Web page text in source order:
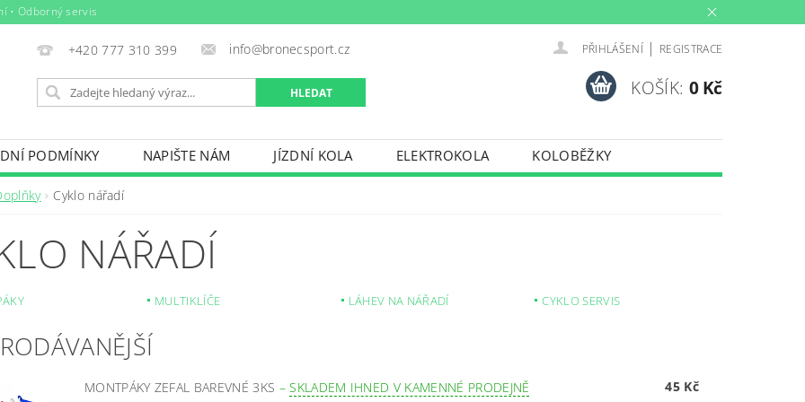
• Odborný servis
+420 777 310 399 info@bronecsport.cz PŘIHLÁŠENÍ | REGISTRACE
KOŠÍK: 0 Kč
PODMÍNKY NAPIŠTE NÁM JÍZDNÍ KOLA ELEKTROKOLA
KOLOBĚŽKY
DOPLŇKY TRETRY
BAZÉNY VÝPRODEJ
Cyklo nářadí
NÁŘADÍ
MULTIKLÍČE LÁHEV NA NÁŘADÍ CYKLO SERVIS
MONTPÁKY ZEFAL BAREVNÉ 3KS – SKLADEM IHNED V KAMENNÉ PRODEJNĚ 45 Kč